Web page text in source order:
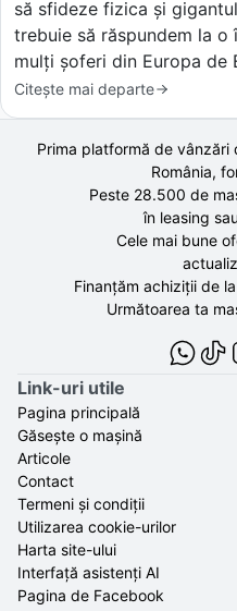
să sfideze fizica și
trebuie să răspundem la o
mulți șoferi din Europa de
Citește mai departe
Prima platformă de vânzări
România,
Peste 28.500 de
în leasing
Cele mai bune
Finanțăm achiziții de la
Următoarea ta
Link-uri utile
Pagina principală
Găsește o mașină
Articole
Contact
Termeni și condiții
Utilizarea cookie-urilor
Harta site-ului
Interfață asistenți AI
Pagina de Facebook